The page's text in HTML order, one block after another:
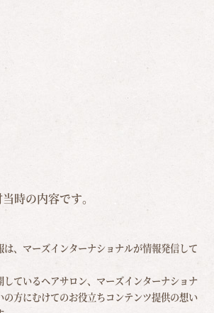
時の内容です。
は、マーズインターナショナルが情報発信して
しているヘアサロン、マーズインターナショナ
の方にむけてのお役立ちコンテンツ提供の想い